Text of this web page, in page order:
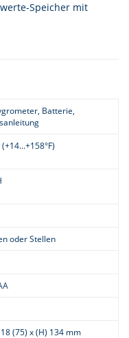
Speicher mit
Batterie,
oder Stellen
(75) x (H) 134 mm